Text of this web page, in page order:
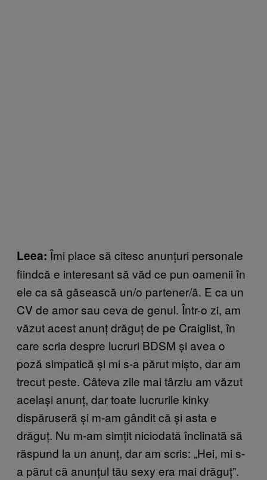
Leea: Îmi place să citesc anunțuri personale
fiindcă e interesant să văd ce pun oamenii în
ele ca să găsească un/o partener/ă. E ca un
CV de amor sau ceva de genul. Într-o zi, am
văzut acest anunț drăguț de pe Craiglist, în
care scria despre lucruri BDSM și avea o
poză simpatică și mi s-a părut mișto, dar am
trecut peste. Câteva zile mai târziu am văzut
același anunț, dar toate lucrurile kinky
dispăruseră și m-am gândit că și asta e
drăguț. Nu m-am simțit niciodată înclinată să
răspund la un anunț, dar am scris: „Hei, mi s-
a părut că anunțul tău sexy era mai drăguț”.